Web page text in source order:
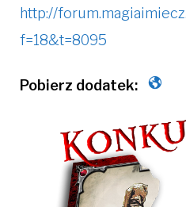
http://
f=18&t=8095